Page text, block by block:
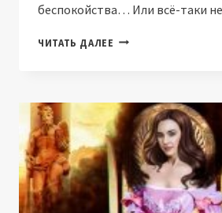
беспокойства… Или всё-таки
ЧИТАТЬ ДАЛЕЕ РОЗА
ТЭЛЬ)